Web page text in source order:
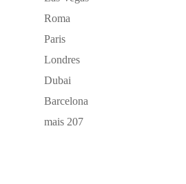
Roma
Paris
Londres
Dubai
Barcelona
mais 207